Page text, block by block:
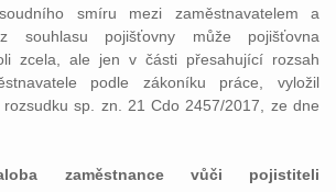
smíru mezi zaměstnavatelem a
souhlasu pojišťovny může pojišťovna
zcela, ale jen v části přesahující rozsah
podle zákoníku práce, vyložil
sp. zn. 21 Cdo 2457/2017, ze dne
zaměstnance vůči pojistiteli